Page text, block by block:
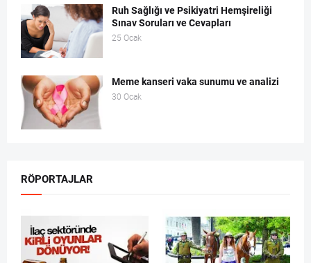
Ruh Sağlığı ve Psikiyatri Hemşireliği
Sınav Soruları ve Cevapları
25 Ocak
Meme kanseri vaka sunumu ve analizi
30 Ocak
RÖPORTAJLAR